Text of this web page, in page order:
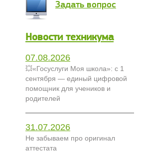
Задать вопрос
Новости техникума
07.08.2026
💥«Госуслуги Моя школа»: с 1
сентября — единый цифровой
помощник для учеников и
родителей
31.07.2026
Не забываем про оригинал
аттестата